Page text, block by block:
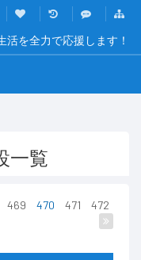
活を全力で応援します！
一覧
469 470 471 472